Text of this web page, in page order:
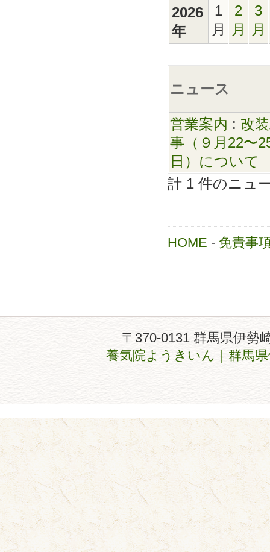
2026
年
1
月
2
月
3
月
ニュース
営業案内 : 改
事（９月22〜
日）について
計 1 件のニュ
HOME - 免責事
〒370-0131 群馬県伊勢
養気院ようきいん｜群馬